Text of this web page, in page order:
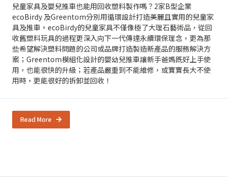
兒童家具及嬰兒推車也能用回收塑料製作嗎？2家B型企業
ecoBirdy 及Greentom分別用循環設計打造美麗且實用的兒童家
具及推車。ecoBirdy的兒童家具不僅像極了大理石藝術品，從回
收舊塑料玩具的過程更深入向下一代傳達永續環保理念，更為那
些希望解決塑料問題的公司或品牌打造製造新產品的服務解決方
案；Greentom模組化設計的嬰幼兒推車讓新手爸媽既好上手使
用，也能很快的升級；若產品嚴重到不能維修，或寶寶長大不使
用時，更能很好的拆卸並回收！
Read More